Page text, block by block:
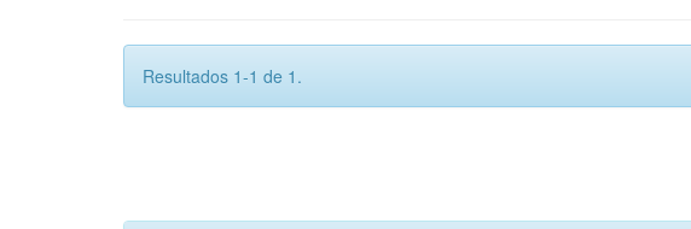
Resultados 1-1 de 1.